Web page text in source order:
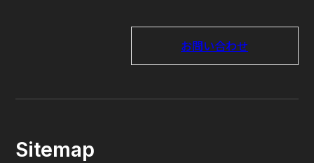
お問い合わせ
Sitemap